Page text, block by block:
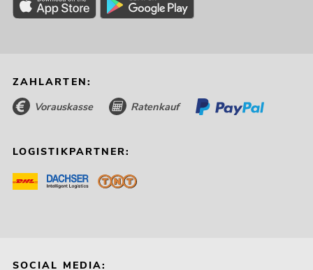
ZAHLARTEN:
Vorauskasse Ratenkauf
LOGISTIKPARTNER:
SOCIAL MEDIA: